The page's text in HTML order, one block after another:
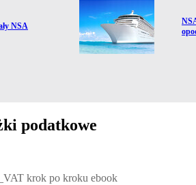
NSA
podatkowe
po kroku ebook, Patrycja Kubiesa -
krok po kroku ebook